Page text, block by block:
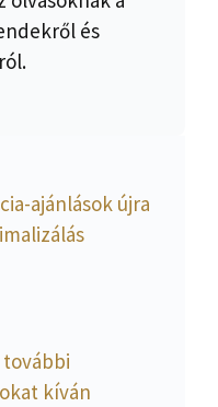
és
ajánlások újra
kíván